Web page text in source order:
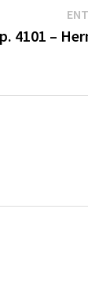
4101 –